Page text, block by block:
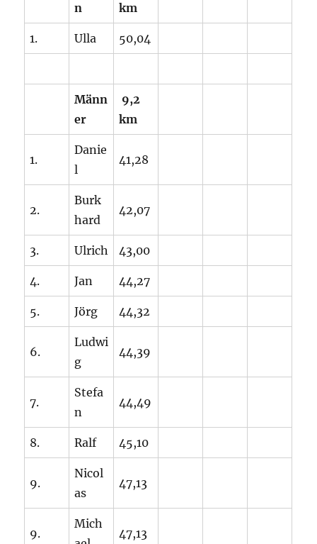
n km
1. Ulla 50,04
Männ
er
9,2
km
1.
Danie
l
41,28
2.
Burk
hard
42,07
3. Ulrich 43,00
4. Jan 44,27
5. Jörg 44,32
6.
Ludwi
g
44,39
7.
Stefa
n
44,49
8. Ralf 45,10
9.
Nicol
as
47,13
9.
Mich
47,13